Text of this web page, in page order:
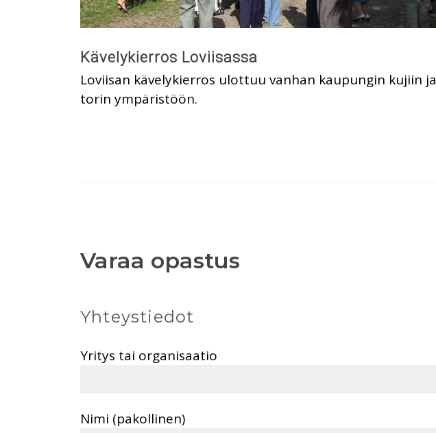
Kävelykierros Loviisassa
Loviisan kävelykierros ulottuu vanhan kaupungin kujiin ja
torin ympäristöön.
Varaa opastus
Yhteystiedot
Yritys tai organisaatio
Nimi (pakollinen)